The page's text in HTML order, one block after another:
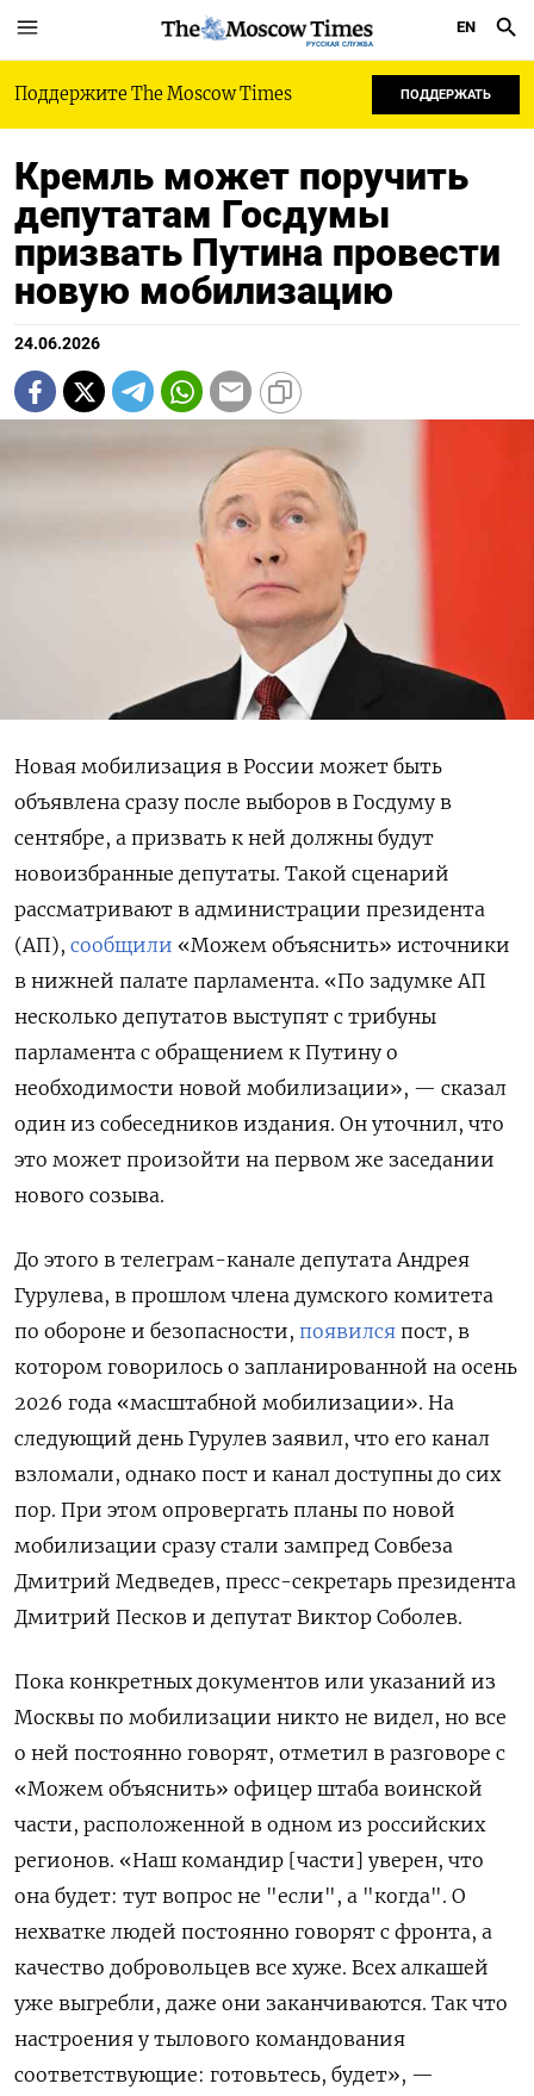
РУССКАЯ СЛУЖБА
EN
Поддержите The Moscow Times ПОДДЕРЖАТЬ
Кремль может поручить
депутатам Госдумы
призвать Путина провести
новую мобилизацию
24.06.2026
Новая мобилизация в России может быть
объявлена сразу после выборов в Госдуму в
сентябре, а призвать к ней должны будут
новоизбранные депутаты. Такой сценарий
рассматривают в администрации президента
(АП), сообщили «Можем объяснить» источники
в нижней палате парламента. «По задумке АП
несколько депутатов выступят с трибуны
парламента с обращением к Путину о
необходимости новой мобилизации», — сказал
один из собеседников издания. Он уточнил, что
это может произойти на первом же заседании
нового созыва.
До этого в телеграм-канале депутата Андрея
Гурулева, в прошлом члена думского комитета
по обороне и безопасности, появился пост, в
котором говорилось о запланированной на осень
2026 года «масштабной мобилизации». На
следующий день Гурулев заявил, что его канал
взломали, однако пост и канал доступны до сих
пор. При этом опровергать планы по новой
мобилизации сразу стали зампред Совбеза
Дмитрий Медведев, пресс-секретарь президента
Дмитрий Песков и депутат Виктор Соболев.
Пока конкретных документов или указаний из
Москвы по мобилизации никто не видел, но все
о ней постоянно говорят, отметил в разговоре с
«Можем объяснить» офицер штаба воинской
части, расположенной в одном из российских
регионов. «Наш командир [части] уверен, что
она будет: тут вопрос не "если", а "когда". О
нехватке людей постоянно говорят с фронта, а
качество добровольцев все хуже. Всех алкашей
уже выгребли, даже они заканчиваются. Так что
настроения у тылового командования
соответствующие: готовьтесь, будет», —